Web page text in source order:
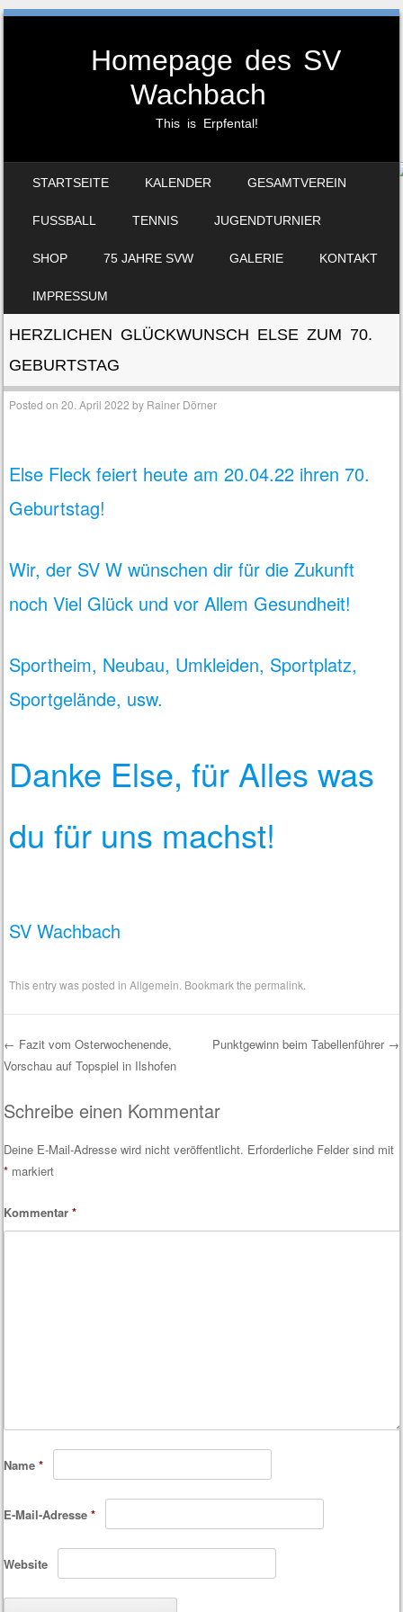
Homepage des SV
Wachbach
This is Erpfental!
STARTSEITE KALENDER GESAMTVEREIN
FUSSBALL TENNIS JUGENDTURNIER
SHOP 75 JAHRE SVW GALERIE KONTAKT
IMPRESSUM
HERZLICHEN GLÜCKWUNSCH ELSE ZUM 70.
GEBURTSTAG
Posted on20. April 2022 by Rainer Dörner
Else Fleck feiert heute am 20.04.22 ihren 70.
Geburtstag!
Wir, der SV W wünschen dir für die Zukunft
noch Viel Glück und vor Allem Gesundheit!
Sportheim, Neubau, Umkleiden, Sportplatz,
Sportgelände, usw.
Danke Else, für Alles was
du für uns machst!
SV Wachbach
This entry was posted inAllgemein . Bookmark thepermalink
Post navigation
← Fazit vom Osterwochenende,
Vorschau auf Topspiel in Ilshofen
Punktgewinn beim Tabellenführer →
Schreibe einen Kommentar
Deine E-Mail-Adresse wird nicht veröffentlicht. Erforderliche Felder sind mit
* markiert
Kommentar*
Name*
E-Mail-Adresse*
Website